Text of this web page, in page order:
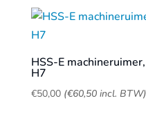
HSS-E
H7
€50,00 (€60,50incl. BTW)